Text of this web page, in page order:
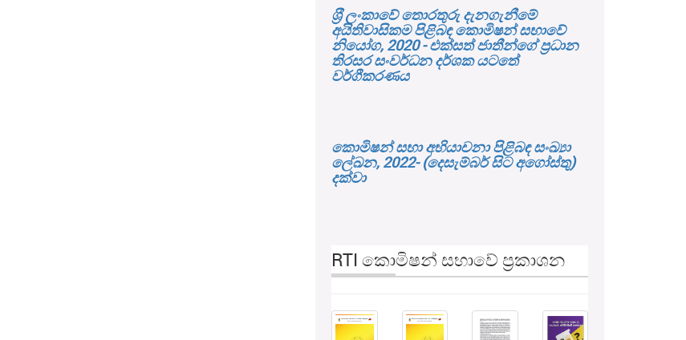
ශ‍්‍රී ලංකාවේ තොරතුරු දැනගැනීමේ
අයිතිවාසිකම පිළිබඳ කොමිෂන් සභාවේ
නියෝග, 2020 - එක්සත් ජාතීන්ගේ ප්‍රධාන
තිරසර සංවර්ධන දර්ශක යටතේ
වර්ගීකරණය
කොමිෂන් සභා අභියාචනා පිළිබඳ සංඛ්‍යා
ලේඛන, 2022- (දෙසැම්බර් සිට අගෝස්තු)
දක්වා
RTI කොමිෂන් සභාවේ ප්‍රකාශන